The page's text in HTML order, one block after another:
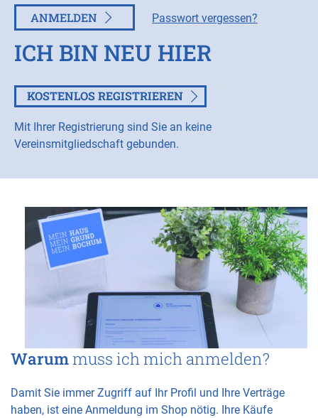
ANMELDEN Passwort vergessen?
ICH BIN NEU HIER
KOSTENLOS REGISTRIEREN
Mit Ihrer Registrierung sind Sie an keine
Vereinsmitgliedschaft gebunden.
Warum muss ich mich anmelden?
Damit Sie immer Zugriff auf Ihr Profil und Ihre Verträge
haben, ist eine Anmeldung im Shop nötig. Ihre Käufe